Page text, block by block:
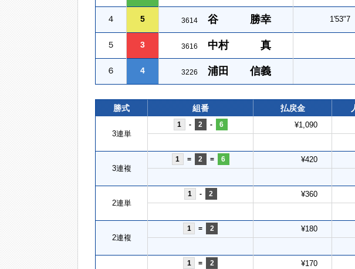
４ 5 3614 谷 勝幸 1'53"7
５ 3 3616 中村 真
６ 4 3226 浦田 信義
勝式 組番 払戻金
3連単
1 - 2 - 6 ¥1,090
3連複
1 = 2 = 6 ¥420
2連単
1 - 2 ¥360
2連複
1 = 2 ¥180
1 = 2 ¥170